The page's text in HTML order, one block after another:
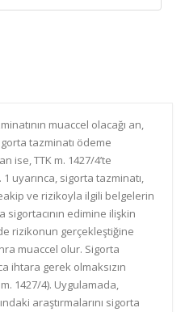
muaccel olacağı an,
tazminatı ödeme
ise, TTK m. 1427/4’te
uyarınca, sigorta tazminatı,
ve rizikoyla ilgili belgelerin
edimine ilişkin
rizikonun gerçekleştiğine
muaccel olur. Sigorta
ihtara gerek olmaksızın
1427/4). Uygulamada,
araştırmalarını sigorta